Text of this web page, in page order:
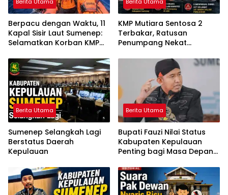
Berpacu dengan Waktu, 11
Kapal Sisir Laut Sumenep:
Selamatkan Korban KMP
KMP Mutiara Sentosa 2
Terbakar, Ratusan
Penumpang Nekat
Berita Utama
Sumenep Selangkah Lagi
Berstatus Daerah
Kepulauan
Berita Utama
Bupati Fauzi Nilai Status
Kabupaten Kepulauan
Penting bagi Masa Depan